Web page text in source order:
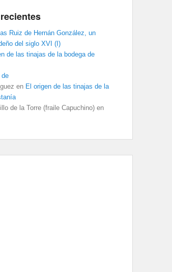
Ruiz de Hernán González, un
del siglo XVI (I)
de las tinajas de la bodega de
de
en El origen de las tinajas de la
de la Torre (fraile Capuchino) en